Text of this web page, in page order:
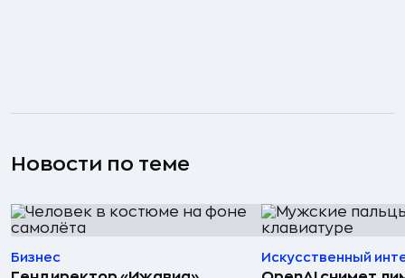
Новости по теме
Бизнес Искусственный